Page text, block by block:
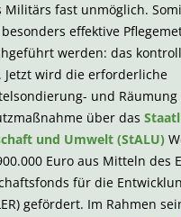
Militärs fast unmöglich.
effektive
werden: das
Jetzt wird die erforderliche
und Räumung
über das
und Umwelt (StALU)
Euro aus Mitteln des
für die
gefördert. Im Rahmen